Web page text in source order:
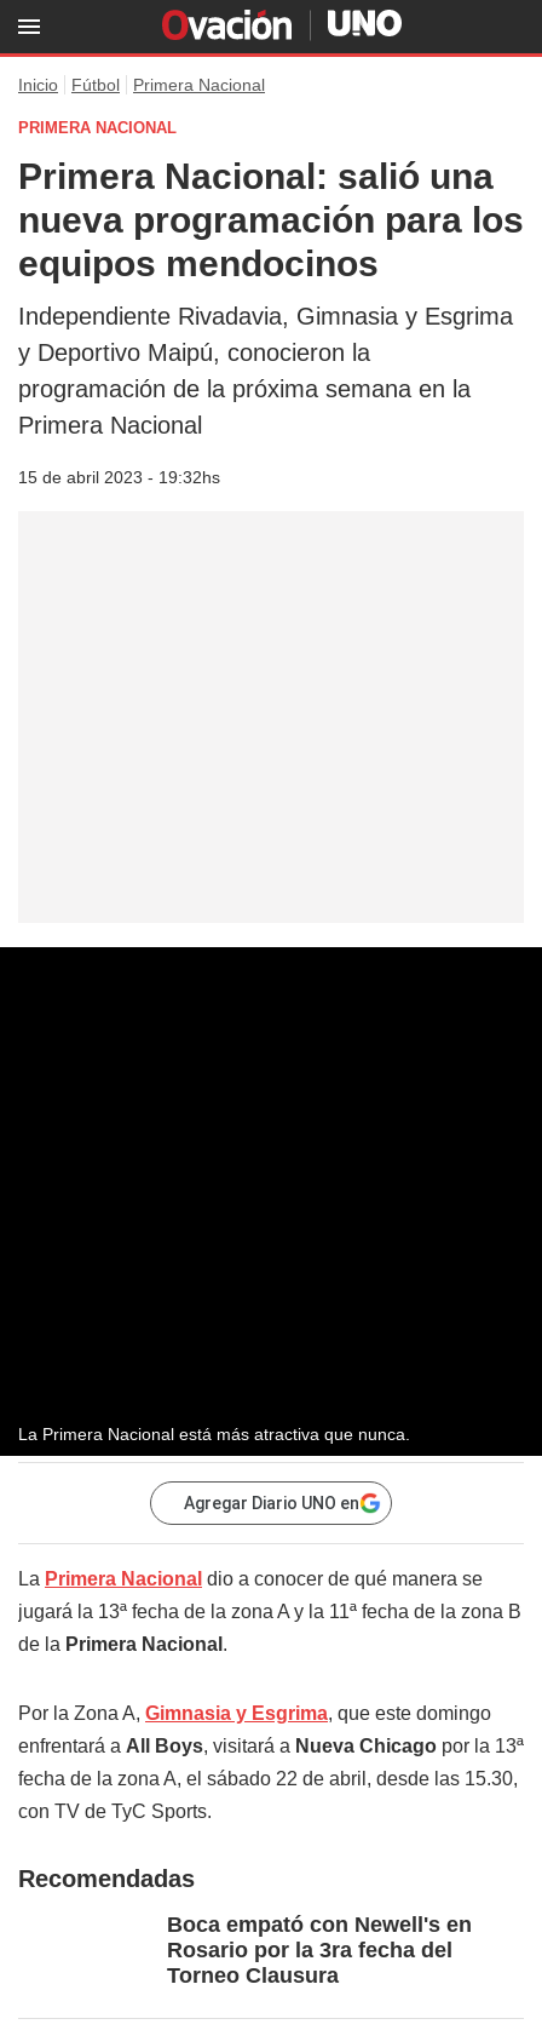
Inicio Fútbol Primera Nacional
PRIMERA NACIONAL
Primera Nacional: salió una
nueva programación para los
equipos mendocinos
Independiente Rivadavia, Gimnasia y Esgrima
y Deportivo Maipú, conocieron la
programación de la próxima semana en la
Primera Nacional
15 de abril 2023 - 19:32hs
La Primera Nacional está más atractiva que nunca.
Agregar Diario UNO en
La Primera Nacional dio a conocer de qué manera se
jugará la 13ª fecha de la zona A y la 11ª fecha de la zona B
de la Primera Nacional .
Por la Zona A, Gimnasia y Esgrima, que este domingo
enfrentará a All Boys, visitará a Nueva Chicago por la 13ª
fecha de la zona A, el sábado 22 de abril, desde las 15.30,
con TV de TyC Sports.
Recomendadas
Boca empató con Newell's en
Rosario por la 3ra fecha del
Torneo Clausura